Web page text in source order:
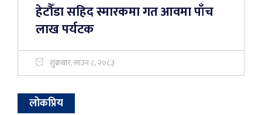
हेटौँडा सहिद स्मारकमा गत आवमा पाँच
लाख पर्यटक
शुक्रबार, साउन ८, २०८३
लोकप्रिय